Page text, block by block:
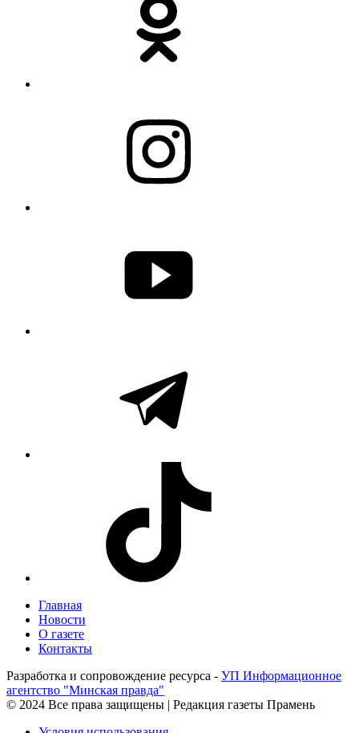
Главная
Новости
О газете
Контакты
Разработка и сопровождение ресурса - УП Информационное
агентство "Минская правда"
© 2024 Все права защищены | Редакция газеты Прамень